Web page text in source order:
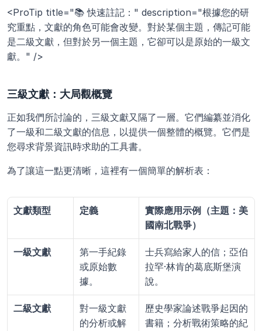
<ProTip title="📚 快速註記：" description="根據您的研
究重點，文獻的角色可能會改變。對於某個主題，傳記可能
是二級文獻，但對於另一個主題，它卻可以是原始的一級文
獻。" />
三級文獻：大局觀概覽
正如我們所討論的，三級文獻又隔了一層。它們編纂並消化
了一級和二級文獻的信息，以提供一個整體的概覽。它們是
您尋求背景資訊時求助的工具書。
為了讓這一點更清晰，這裡有一個簡單的解析表：
文獻類型 定義
實際應用示例（主題：美
國南北戰爭）
一級文獻
第一手紀錄
或原始數
據。
士兵寫給家人的信；亞伯
拉罕·林肯的葛底斯堡演
說。
二級文獻
對一級文獻
的分析或解
歷史學家論述戰爭起因的
書籍；分析戰術策略的紀